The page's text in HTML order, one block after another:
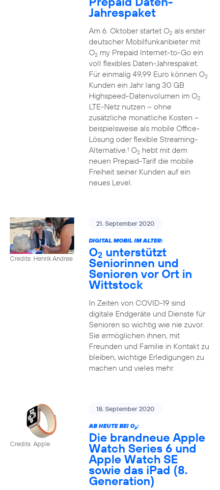
Jahrespaket
Am 6. Oktober startet O2als erster
deutscher Mobilfunkanbieter mit
O2my Prepaid Internet-to-Go ein
voll flexibles Daten-Jahrespaket.
Für einmalig 49,99 Euro können O2
Kunden ein Jahr lang 30 GB
Highspeed-Datenvolumen im O2
LTE-Netz nutzen – ohne
zusätzliche monatliche Kosten –
beispielsweise als mobile Office-
Lösung oder flexible Streaming-
Alternative.1 O2hebt mit dem
neuen Prepaid-Tarif die mobile
Freiheit seiner Kunden auf ein
neues Level.
Credits: Henrik Andree
21. September 2020
DIGITAL MOBIL IM ALTER:
O2 unterstützt
Seniorinnen und
Senioren vor Ort in
Wittstock
In Zeiten von COVID-19 sind
digitale Endgeräte und Dienste für
Senioren so wichtig wie nie zuvor.
Sie ermöglichen ihnen, mit
Freunden und Familie in Kontakt zu
bleiben, wichtige Erledigungen zu
machen und vieles mehr.
Credits: Apple
18. September 2020
AB HEUTE BEI O2:
Die brandneue Apple
Watch Series 6 und
Apple Watch SE
sowie das iPad (8.
Generation)